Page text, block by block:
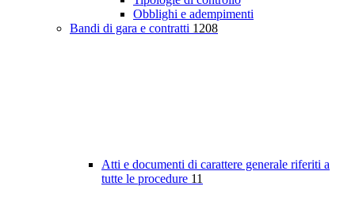
Obblighi e adempimenti
Bandi di gara e contratti 1208
Atti e documenti di carattere generale riferiti a
tutte le procedure 11